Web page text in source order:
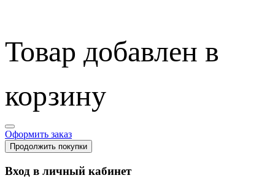
Товар добавлен в
корзину
Оформить заказ
Продолжить покупки
Вход в личный кабинет